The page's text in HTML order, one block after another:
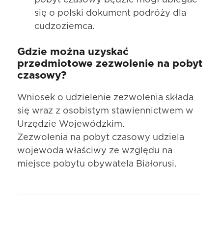
się o polski dokument podróży dla
cudzoziemca.
Gdzie można uzyskać
przedmiotowe zezwolenie na pobyt
czasowy?
Wniosek o udzielenie zezwolenia składa
się wraz z osobistym stawiennictwem w
Urzędzie Wojewódzkim.
Zezwolenia na pobyt czasowy udziela
wojewoda właściwy ze względu na
miejsce pobytu obywatela Białorusi.